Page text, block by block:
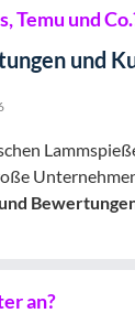
Temu und
und
an?